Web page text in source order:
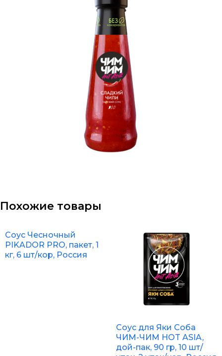
Похожие товары
Соус Чесночный
PIKADOR PRO, пакет, 1
кг, 6 шт/кор, Россия
Соус для Яки Соба
ЧИМ-ЧИМ HOT ASIA,
дой-пак, 90 гр, 10 шт/